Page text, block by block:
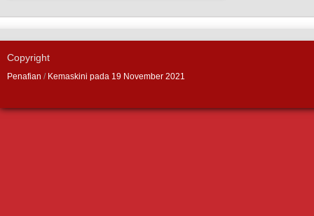
Copyright
Penafian / Kemaskini pada 19 November 2021